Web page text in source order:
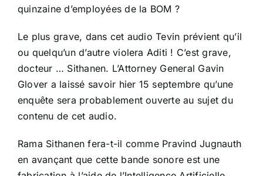
quinzaine d’employées de la BOM ?
Le plus grave, dans cet audio Tevin prévient qu’il
ou quelqu’un d’autre violera Aditi ! C’est grave,
docteur … Sithanen. L’Attorney General Gavin
Glover a laissé savoir hier 15 septembre qu’une
enquête sera probablement ouverte au sujet du
contenu de cet audio.
Rama Sithanen fera-t-il comme Pravind Jugnauth
en avançant que cette bande sonore est une